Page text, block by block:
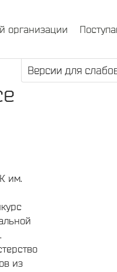
организации
Версии для
им.
из